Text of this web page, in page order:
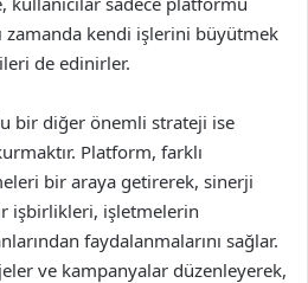
zamanda kendi işlerini büyütmek
de edinirler.
bir diğer önemli strateji ise
Platform, farklı
bir araya getirerek, sinerji
işbirlikleri, işletmelerin
faydalanmalarını sağlar.
ve kampanyalar düzenleyerek,